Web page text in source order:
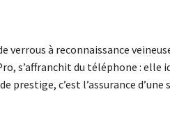
à reconnaissance
s’affranchit du téléphone :
prestige, c’est l’assurance